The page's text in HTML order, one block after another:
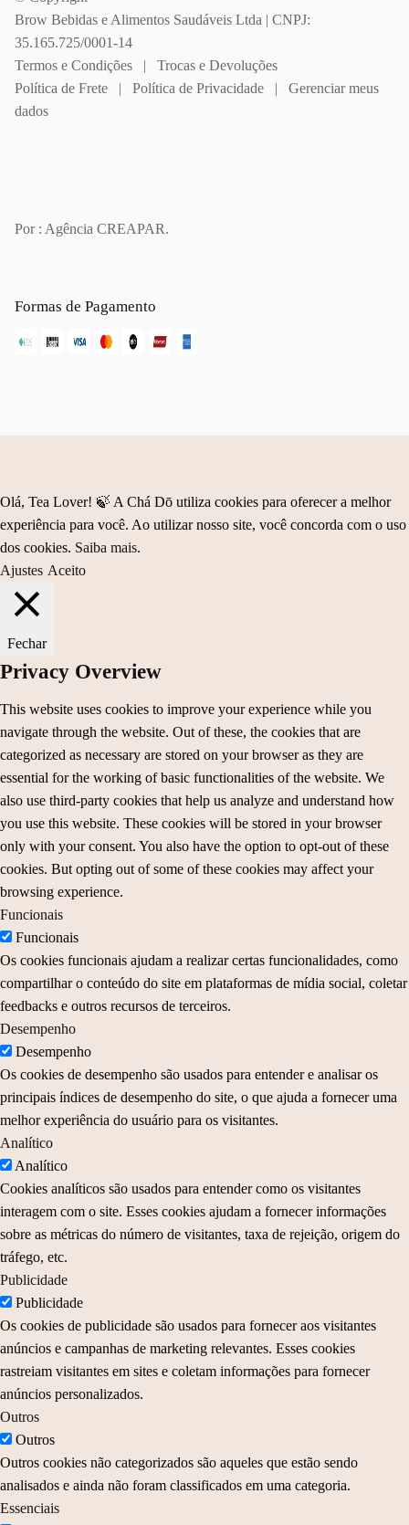
Brow Bebidas e Alimentos Saudáveis Ltda | CNPJ:
35.165.725/0001-14
Termos e Condições | Trocas e Devoluções
Política de Frete | Política de Privacidade | Gerenciar meus
dados
Por : Agência CREAPAR.
Formas de Pagamento
Olá, Tea Lover! 🍃 A Chá Dō utiliza cookies para oferecer a melhor
experiência para você. Ao utilizar nosso site, você concorda com o uso
dos cookies. Saiba mais.
Ajustes Aceito
Fechar
Privacy Overview
This website uses cookies to improve your experience while you
navigate through the website. Out of these, the cookies that are
categorized as necessary are stored on your browser as they are
essential for the working of basic functionalities of the website. We
also use third-party cookies that help us analyze and understand how
you use this website. These cookies will be stored in your browser
only with your consent. You also have the option to opt-out of these
cookies. But opting out of some of these cookies may affect your
browsing experience.
Funcionais
Funcionais
Os cookies funcionais ajudam a realizar certas funcionalidades, como
compartilhar o conteúdo do site em plataformas de mídia social, coletar
feedbacks e outros recursos de terceiros.
Desempenho
Desempenho
Os cookies de desempenho são usados para entender e analisar os
principais índices de desempenho do site, o que ajuda a fornecer uma
melhor experiência do usuário para os visitantes.
Analítico
Analítico
Cookies analíticos são usados para entender como os visitantes
interagem com o site. Esses cookies ajudam a fornecer informações
sobre as métricas do número de visitantes, taxa de rejeição, origem do
tráfego, etc.
Publicidade
Publicidade
Os cookies de publicidade são usados para fornecer aos visitantes
anúncios e campanhas de marketing relevantes. Esses cookies
rastreiam visitantes em sites e coletam informações para fornecer
anúncios personalizados.
Outros
Outros
Outros cookies não categorizados são aqueles que estão sendo
analisados e ainda não foram classificados em uma categoria.
Essenciais